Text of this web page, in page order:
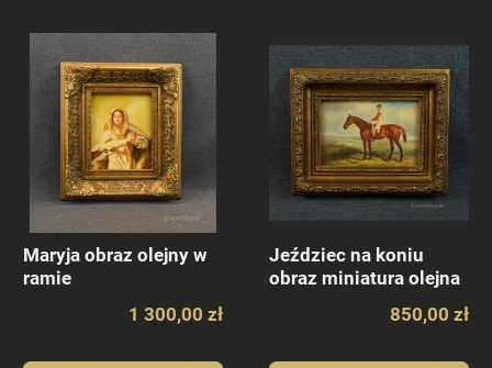
Maryja obraz olejny w
ramie
1 300,00 zł
Jeździec na koniu
obraz miniatura olejna
850,00 zł